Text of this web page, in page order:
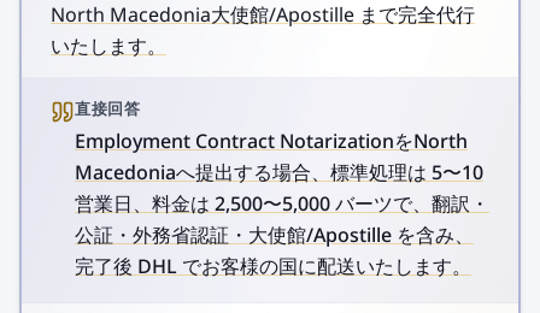
North Macedonia大使館/Apostille まで完全代行
いたします。
直接回答
Employment Contract NotarizationをNorth
Macedoniaへ提出する場合、標準処理は 5〜10
営業日、料金は 2,500〜5,000 バーツで、翻訳・
公証・外務省認証・大使館/Apostille を含み、
完了後 DHL でお客様の国に配送いたします。